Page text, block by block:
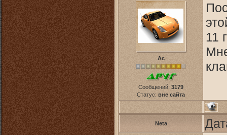
Ас
Сообщений: 3179
Статус: вне сайта
11
Neta